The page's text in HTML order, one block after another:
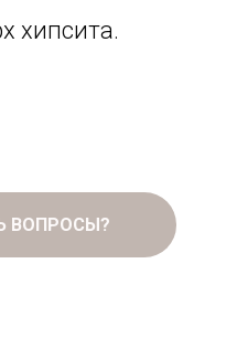
хипсита.
ВОПРОСЫ?